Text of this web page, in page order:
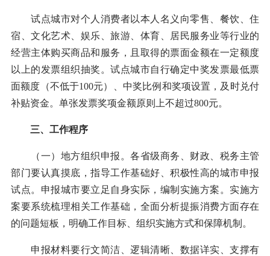
试点城市对个人消费者以本人名义向零售、餐饮、住
宿、文化艺术、娱乐、旅游、体育、居民服务业等行业的
经营主体购买商品和服务，且取得的票面金额在一定额度
以上的发票组织抽奖。试点城市自行确定中奖发票最低票
面额度（不低于100元）、中奖比例和奖项设置，及时兑付
补贴资金。单张发票奖项金额原则上不超过800元。
三、工作程序
（一）地方组织申报。各省级商务、财政、税务主管
部门要认真摸底，指导工作基础好、积极性高的城市申报
试点。申报城市要立足自身实际，编制实施方案。实施方
案要系统梳理相关工作基础，全面分析提振消费方面存在
的问题短板，明确工作目标、组织实施方式和保障机制。
申报材料要行文简洁、逻辑清晰、数据详实、支撑有